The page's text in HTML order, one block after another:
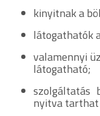
kinyitnak a
látogathatók
valamennyi
látogatható;
szolgáltatás
nyitva